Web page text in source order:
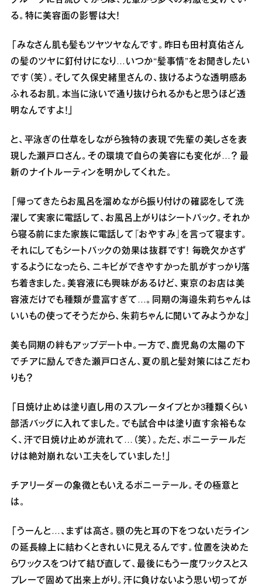
る。特に美容面の影響は大！
「みなさん肌も髪もツヤツヤなんです。昨日も田村真佑さん
の髪のツヤに釘付けになり…いつか“髪事情”をお聞きしたい
です（笑）。そして久保史緒里さんの、抜けるような透明感あ
ふれるお肌。本当に泳いで通り抜けられるかもと思うほど透
明なんですよ！」
と、平泳ぎの仕草をしながら独特の表現で先輩の美しさを表
現した瀬戸口さん。その環境で自らの美容にも変化が…？ 最
新のナイトルーティンを明かしてくれた。
「帰ってきたらお風呂を溜めながら振り付けの確認をして洗
濯して実家に電話して、お風呂上がりはシートパック。それか
ら寝る前にまた家族に電話して『おやすみ』を言って寝ます。
それにしてもシートパックの効果は抜群です！ 毎晩欠かさず
するようになったら、ニキビができやすかった肌がすっかり落
ち着きました。美容液にも興味があるけど、東京のお店は美
容液だけでも種類が豊富すぎて…。同期の海邉朱莉ちゃんは
いいもの使ってそうだから、朱莉ちゃんに聞いてみようかな」
美も同期の絆もアップデート中。一方で、鹿児島の太陽の下
でチアに励んできた瀬戸口さん、夏の肌と髪対策にはこだわ
りも？
「日焼け止めは塗り直し用のスプレータイプとか3種類くらい
部活バッグに入れてました。でも試合中は塗り直す余裕もな
く、汗で日焼け止めが流れて…（笑）。ただ、ポニーテールだ
けは絶対崩れない工夫をしていました！」
チアリーダーの象徴ともいえるポニーテール。その極意と
は。
「うーんと…、まずは高さ。顎の先と耳の下をつないだライン
の延長線上に結わくときれいに見えるんです。位置を決めた
らワックスをつけて結び直して、最後にもう一度ワックスとス
プレーで固めて出来上がり。汗に負けないよう思い切ってが